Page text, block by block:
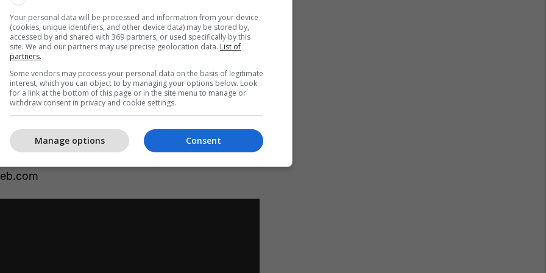
që të bëhemi dikushi në jetë”,-thotë motra
të madh për dy vajzat e mia, ku ishin ato dhe ku
që nuk e imagjinonim dot më parë, sot jetojmë
dhomën tonë, vajzat kanë dhomën e tyre,
për shqiptarët” u jemi borxhli gjithë jetën”,
jetën, jemi shumë të gëzuar falë shqiptarëve që
e mia”, thotë e ëma dy
Your personal data will be processed and information from your device
(cookies, unique identifiers, and other device data) may be stored by,
accessed by and shared with 369 partners, or used specifically by this
site. We and our partners may use precise geolocation data. List of
partners.
Some vendors may process your personal data on the basis of legitimate
interest, which you can object to by managing your options below. Look
for a link at the bottom of this page or in the site menu to manage or
withdraw consent in privacy and cookie settings.
Consent
Manage options